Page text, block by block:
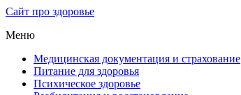
Сайт про здоровье
Меню
Медицинская документация и страхование
Питание для здоровья
Психическое здоровье